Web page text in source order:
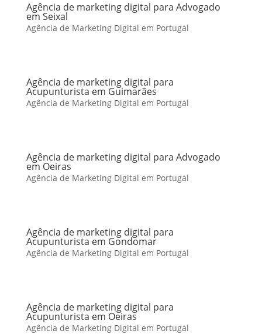
Agência de marketing digital para Advogado
em Seixal
Agência de Marketing Digital em Portugal
Agência de marketing digital para
Acupunturista em Guimarães
Agência de Marketing Digital em Portugal
Agência de marketing digital para Advogado
em Oeiras
Agência de Marketing Digital em Portugal
Agência de marketing digital para
Acupunturista em Gondomar
Agência de Marketing Digital em Portugal
Agência de marketing digital para
Acupunturista em Oeiras
Agência de Marketing Digital em Portugal